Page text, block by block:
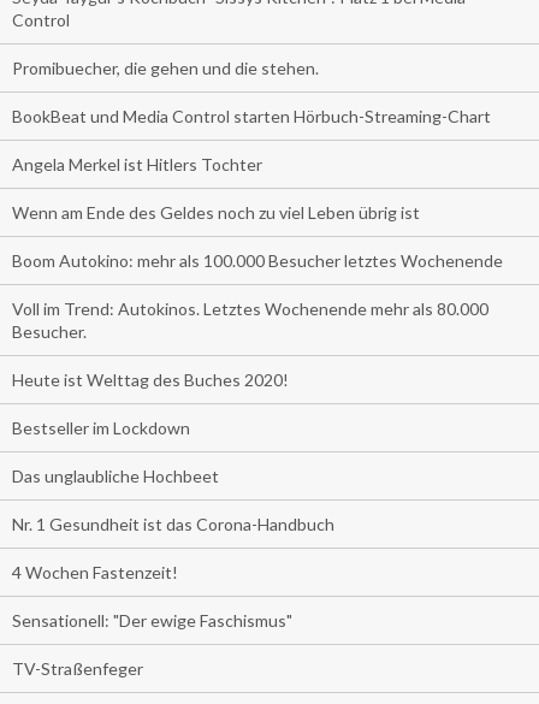
Control
Promibuecher, die gehen und die stehen.
BookBeat und Media Control starten Hörbuch-Streaming-Chart
Angela Merkel ist Hitlers Tochter
Wenn am Ende des Geldes noch zu viel Leben übrig ist
Boom Autokino: mehr als 100.000 Besucher letztes Wochenende
Voll im Trend: Autokinos. Letztes Wochenende mehr als 80.000
Besucher.
Heute ist Welttag des Buches 2020!
Bestseller im Lockdown
Das unglaubliche Hochbeet
Nr. 1 Gesundheit ist das Corona-Handbuch
4 Wochen Fastenzeit!
Sensationell: "Der ewige Faschismus"
TV-Straßenfeger